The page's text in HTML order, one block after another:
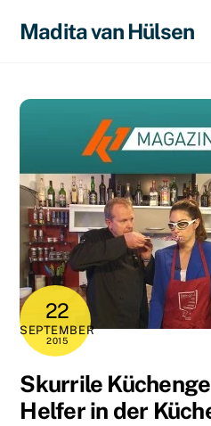
Madita van Hülsen
22
SEPTEMBER
2015
Skurrile
Helfer in der